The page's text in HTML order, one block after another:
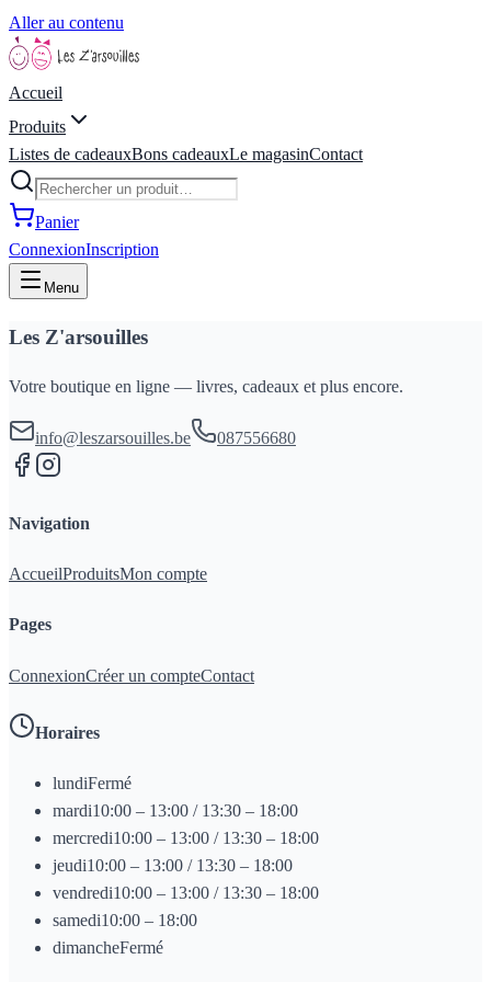
Aller au contenu
Accueil
Produits
Listes de cadeauxBons cadeauxLe magasinContact
Panier
ConnexionInscription
Menu
Les Z'arsouilles
Votre boutique en ligne — livres, cadeaux et plus encore.
info@leszarsouilles.be 087556680
Navigation
AccueilProduitsMon compte
Pages
ConnexionCréer un compteContact
Horaires
lundiFermé
mardi10:00 – 13:00 / 13:30 – 18:00
mercredi10:00 – 13:00 / 13:30 – 18:00
jeudi10:00 – 13:00 / 13:30 – 18:00
vendredi10:00 – 13:00 / 13:30 – 18:00
samedi10:00 – 18:00
dimancheFermé